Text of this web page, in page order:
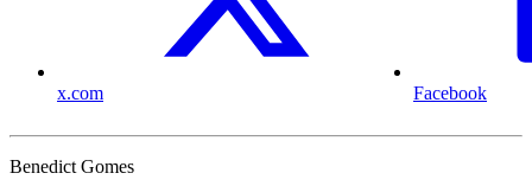
x.com Facebook
Benedict Gomes